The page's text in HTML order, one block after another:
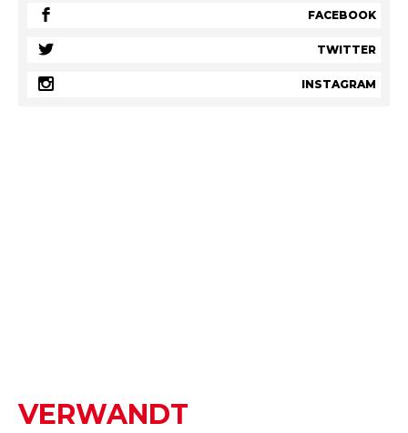
FACEBOOK
TWITTER
INSTAGRAM
VERWANDT